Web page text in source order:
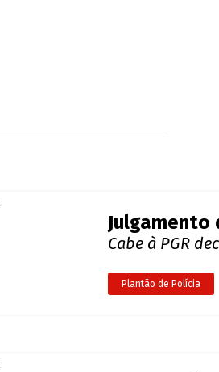
Julgamento
Cabe à PGR
Plantão de Polícia